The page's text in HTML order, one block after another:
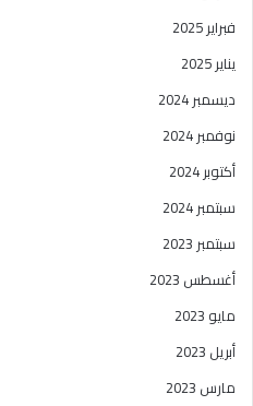
فبراير 2025
يناير 2025
ديسمبر 2024
نوفمبر 2024
أكتوبر 2024
سبتمبر 2024
سبتمبر 2023
أغسطس 2023
مايو 2023
أبريل 2023
مارس 2023